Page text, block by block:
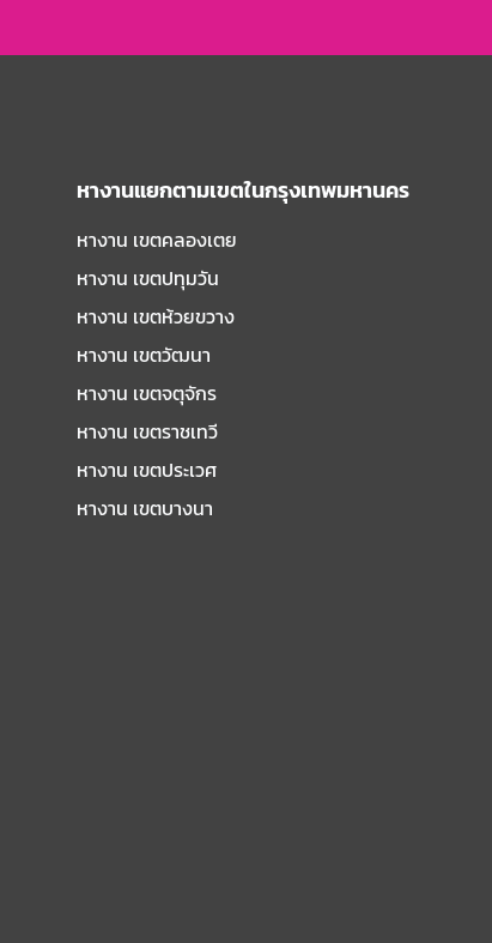
หางานแยกตามเขตในกรุงเทพมหานคร
หางาน เขตคลองเตย
หางาน เขตปทุมวัน
หางาน เขตห้วยขวาง
หางาน เขตวัฒนา
หางาน เขตจตุจักร
หางาน เขตราชเทวี
หางาน เขตประเวศ
หางาน เขตบางนา